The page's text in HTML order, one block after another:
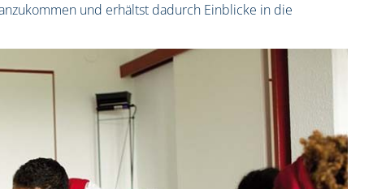
und erhältst dadurch Einblicke in die